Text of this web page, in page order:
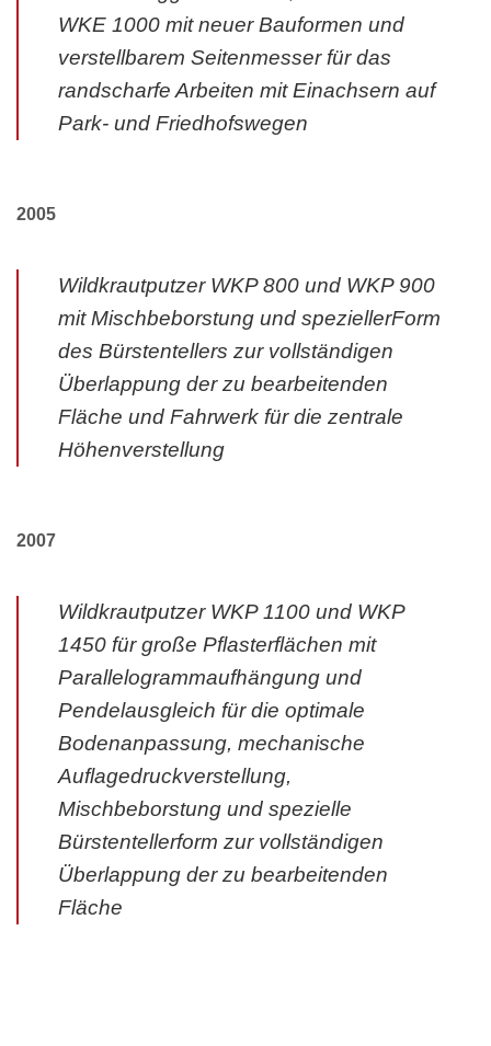
WKE 1000 mit neuer Bauformen und
verstellbarem Seitenmesser für das
randscharfe Arbeiten mit Einachsern auf
Park- und Friedhofswegen
2005
Wildkrautputzer WKP 800 und WKP 900
mit Mischbeborstung und speziellerForm
des Bürstentellers zur vollständigen
Überlappung der zu bearbeitenden
Fläche und Fahrwerk für die zentrale
Höhenverstellung
2007
Wildkrautputzer WKP 1100 und WKP
1450 für große Pflasterflächen mit
Parallelogrammaufhängung und
Pendelausgleich für die optimale
Bodenanpassung, mechanische
Auflagedruckverstellung,
Mischbeborstung und spezielle
Bürstentellerform zur vollständigen
Überlappung der zu bearbeitenden
Fläche